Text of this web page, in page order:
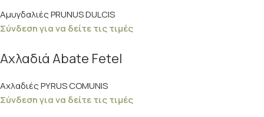
Αμυγδαλιές PRUNUS DULCIS
Σύνδεση για να δείτε τις τιμές
Αχλαδιά Abate Fetel
Αχλαδιές PYRUS COMUNIS
Σύνδεση για να δείτε τις τιμές